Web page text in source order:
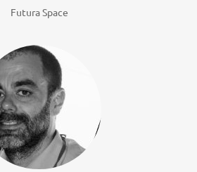
Futura Space